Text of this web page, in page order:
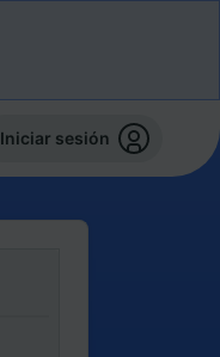
Iniciar sesión